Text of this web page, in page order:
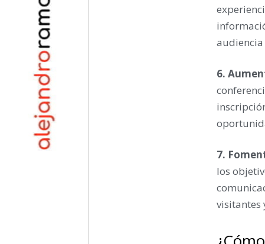
audiencia
6.
7.
los
visitantes